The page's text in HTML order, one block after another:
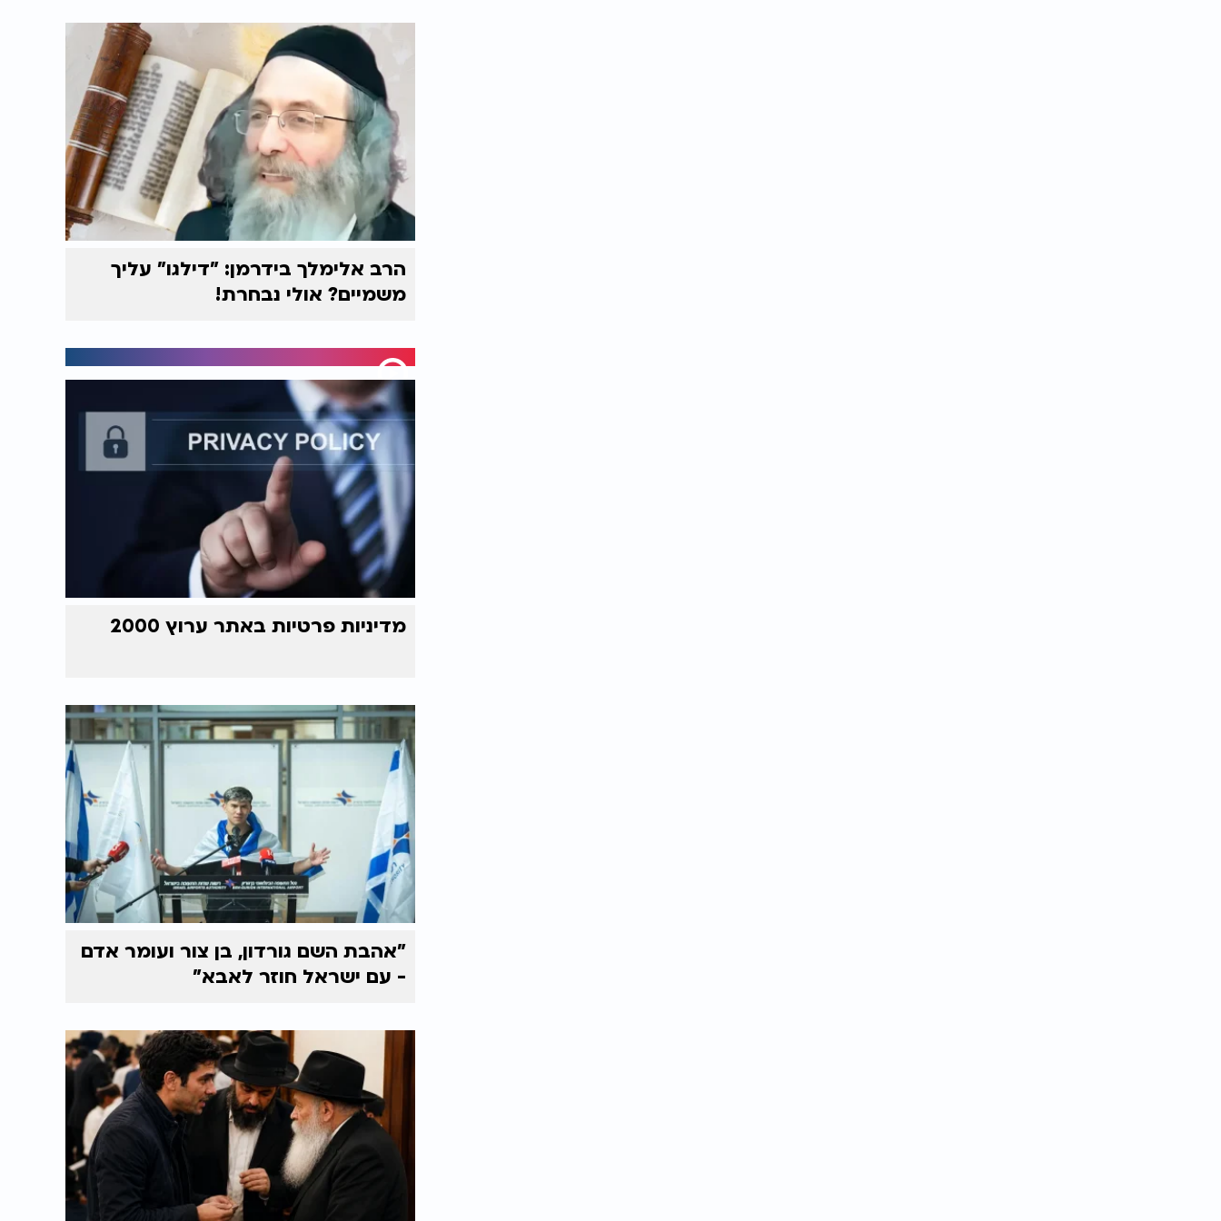
הרב אלימלך בידרמן: "דילגו" עליך
משמיים? אולי נבחרת!
מדיניות פרטיות באתר ערוץ 2000
"אהבת השם גורדון, בן צור ועומר אדם
- עם ישראל חוזר לאבא"